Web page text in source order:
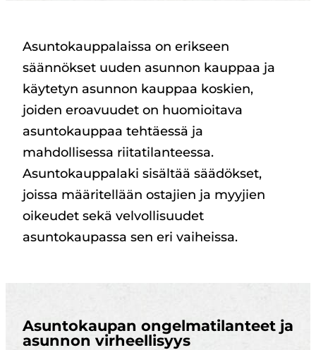
Asuntokauppalaissa on erikseen
säännökset uuden asunnon kauppaa ja
käytetyn asunnon kauppaa koskien,
joiden eroavuudet on huomioitava
asuntokauppaa tehtäessä ja
mahdollisessa riitatilanteessa.
Asuntokauppalaki sisältää säädökset,
joissa määritellään ostajien ja myyjien
oikeudet sekä velvollisuudet
asuntokaupassa sen eri vaiheissa.
Asuntokaupan ongelmatilanteet ja
asunnon virheellisyys